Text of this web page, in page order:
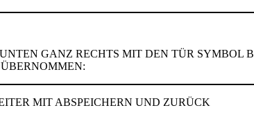
GANZ RECHTS MIT DEN TÜR SYMBOL
MIT ABSPEICHERN UND ZURÜCK